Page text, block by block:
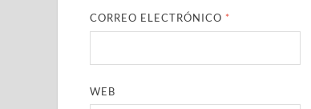
CORREO ELECTRÓNICO *
WEB